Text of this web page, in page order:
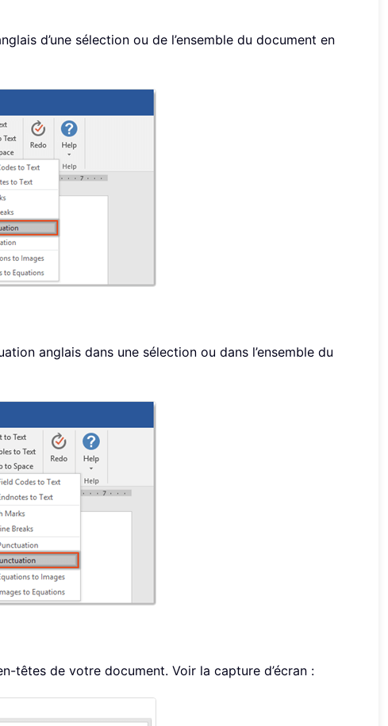
d’une sélection ou de l’ensemble du document en
anglais dans une sélection ou dans l’ensemble du
têtes de votre document. Voir la capture d’écran :